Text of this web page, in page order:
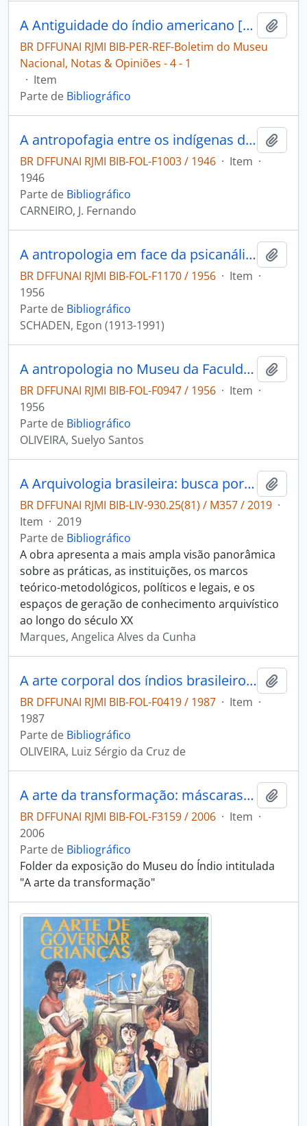
A Antiguidade do índio americano [Boletim do Museu Nacional, Notas & Opiniões]
BR DFFUNAI RJMI BIB-PER-REF-Boletim do Museu
Nacional, Notas & Opiniões - 4 - 1
· Item
Parte de Bibliográfico
A antropofagia entre os indígenas do Brasil
BR DFFUNAI RJMI BIB-FOL-F1003 / 1946 · Item ·
1946
Parte de Bibliográfico
CARNEIRO, J. Fernando
A antropologia em face da psicanálise
BR DFFUNAI RJMI BIB-FOL-F1170 / 1956 · Item ·
1956
Parte de Bibliográfico
SCHADEN, Egon (1913-1991)
A antropologia no Museu da Faculdade Nacional de Odontologia
BR DFFUNAI RJMI BIB-FOL-F0947 / 1956 · Item ·
1956
Parte de Bibliográfico
OLIVEIRA, Suelyo Santos
A Arquivologia brasileira: busca por autonomia científica no campo da informação e interlocuções internacionais.
BR DFFUNAI RJMI BIB-LIV-930.25(81) / M357 / 2019 ·
Item · 2019
Parte de Bibliográfico
A obra apresenta a mais ampla visão panorâmica
sobre as práticas, as instituições, os marcos
teórico-metodológicos, políticos e legais, e os
espaços de geração de conhecimento arquivístico
ao longo do século XX
Marques, Angelica Alves da Cunha
A arte corporal dos índios brasileiros e a body-art nos anos 60 e 70
BR DFFUNAI RJMI BIB-FOL-F0419 / 1987 · Item ·
1987
Parte de Bibliográfico
OLIVEIRA, Luiz Sérgio da Cruz de
A arte da transformação: máscaras e rituais indígenas.
BR DFFUNAI RJMI BIB-FOL-F3159 / 2006 · Item ·
2006
Parte de Bibliográfico
Folder da exposição do Museu do Índio intitulada
"A arte da transformação"